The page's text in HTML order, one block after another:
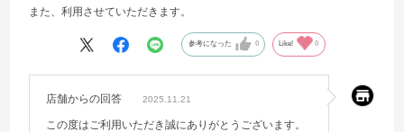
また、利用させていただきます。
参考になった 0 Like! 0
店舗からの回答 2025.11.21
この度はご利用いただき誠にありがとうございます。